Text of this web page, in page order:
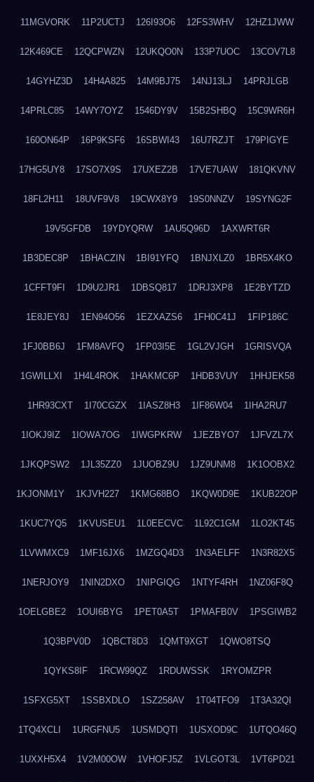
11MGVORK 11P2UCTJ 126I93O6 12FS3WHV 12HZ1JWW
12K469CE 12QCPWZN 12UKQO0N 133P7UOC 13COV7L8
14GYHZ3D 14H4A825 14M9BJ75 14NJ13LJ 14PRJLGB
14PRLC85 14WY7OYZ 1546DY9V 15B2SHBQ 15C9WR6H
160ON64P 16P9KSF6 16SBWI43 16U7RZJT 179PIGYE
17HG5UY8 17SO7X9S 17UXEZ2B 17VE7UAW 181QKVNV
18FL2H11 18UVF9V8 19CWX8Y9 19S0NNZV 19SYNG2F
19V5GFDB 19YDYQRW 1AU5Q96D 1AXWRT6R
1B3DEC8P 1BHACZIN 1BI91YFQ 1BNJXLZ0 1BR5X4KO
1CFFT9FI 1D9U2JR1 1DBSQ817 1DRJ3XP8 1E2BYTZD
1E8JEY8J 1EN94O56 1EZXAZS6 1FH0C41J 1FIP186C
1FJ0BB6J 1FM8AVFQ 1FP03I5E 1GL2VJGH 1GRISVQA
1GWILLXI 1H4L4ROK 1HAKMC6P 1HDB3VUY 1HHJEK58
1HR93CXT 1I70CGZX 1IASZ8H3 1IF86W04 1IHA2RU7
1IOKJ9IZ 1IOWA7OG 1IWGPKRW 1JEZBYO7 1JFVZL7X
1JKQPSW2 1JL35ZZ0 1JUOBZ9U 1JZ9UNM8 1K1OOBX2
1KJONM1Y 1KJVH227 1KMG68BO 1KQW0D9E 1KUB22OP
1KUC7YQ5 1KVUSEU1 1L0EECVC 1L92C1GM 1LO2KT45
1LVWMXC9 1MF16JX6 1MZGQ4D3 1N3AELFF 1N3R82X5
1NERJOY9 1NIN2DXO 1NIPGIQG 1NTYF4RH 1NZ06F8Q
1OELGBE2 1OUI6BYG 1PET0A5T 1PMAFB0V 1PSGIWB2
1Q3BPV0D 1QBCT8D3 1QMT9XGT 1QWO8TSQ
1QYKS8IF 1RCW99QZ 1RDUWSSK 1RYOMZPR
1SFXG5XT 1SSBXDLO 1SZ258AV 1T04TFO9 1T3A32QI
1TQ4XCLI 1URGFNU5 1USMDQTI 1USXOD9C 1UTQO46Q
1UXXH5X4 1V2M00OW 1VHOFJ5Z 1VLGOT3L 1VT6PD21